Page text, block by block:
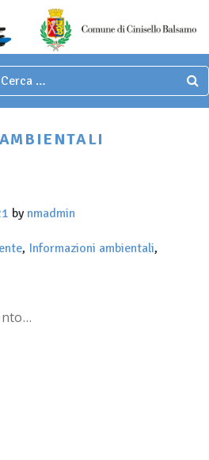
by nmadmin
, Informazioni ambientali,